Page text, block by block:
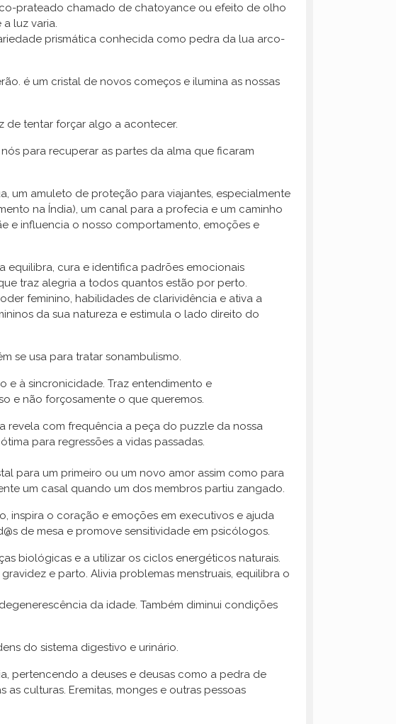
prateado chamado de chatoyance ou efeito de olho
luz varia.
prismática conhecida como pedra da lua arco-
é um cristal de novos começos e ilumina as nossas
de tentar forçar algo a acontecer.
para recuperar as partes da alma que ficaram
um amuleto de proteção para viajantes, especialmente
na Índia), um canal para a profecia e um caminho
e influencia o nosso comportamento, emoções e
equilibra, cura e identifica padrões emocionais
traz alegria a todos quantos estão por perto.
feminino, habilidades de clarividência e ativa a
da sua natureza e estimula o lado direito do
se usa para tratar sonambulismo.
e à sincronicidade. Traz entendimento e
e não forçosamente o que queremos.
revela com frequência a peça do puzzle da nossa
para regressões a vidas passadas.
para um primeiro ou um novo amor assim como para
um casal quando um dos membros partiu zangado.
inspira o coração e emoções em executivos e ajuda
de mesa e promove sensitividade em psicólogos.
biológicas e a utilizar os ciclos energéticos naturais.
e parto. Alivia problemas menstruais, equilibra o
da idade. Também diminui condições
do sistema digestivo e urinário.
pertencendo a deuses e deusas como a pedra de
culturas. Eremitas, monges e outras pessoas